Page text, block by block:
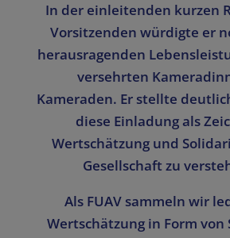
In der einleitenden kurzen
Vorsitzenden würdigte er
herausragenden
versehrten
Kameraden. Er stellte
diese Einladung als
Wertschätzung und
Gesellschaft zu
Als FUAV sammeln wir
Wertschätzung in Form von